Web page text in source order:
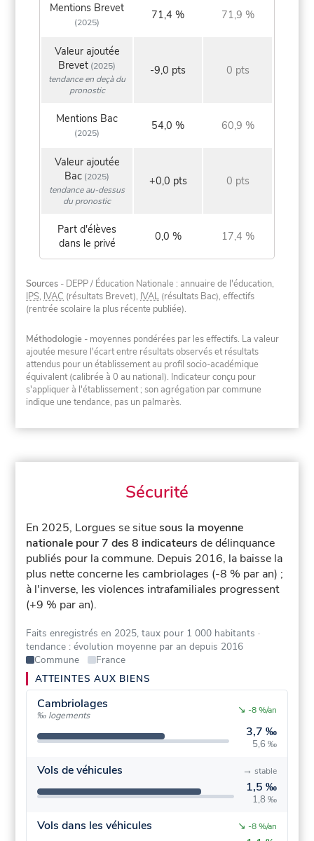
Mentions Brevet
(2025)
71,4 % 71,9 %
Valeur ajoutée
Brevet (2025)
tendance en deçà du
pronostic
-9,0 pts 0 pts
Mentions Bac
(2025)
54,0 % 60,9 %
Valeur ajoutée
Bac (2025)
tendance au-dessus
du pronostic
+0,0 pts 0 pts
Part d'élèves
dans le privé
0,0 % 17,4 %
Sources - DEPP / Éducation Nationale : annuaire de l'éducation,
IPS, IVAC (résultats Brevet), IVAL (résultats Bac), effectifs
(rentrée scolaire la plus récente publiée).
Méthodologie - moyennes pondérées par les effectifs. La valeur
ajoutée mesure l'écart entre résultats observés et résultats
attendus pour un établissement au profil socio-académique
équivalent (calibrée à 0 au national). Indicateur conçu pour
s'appliquer à l'établissement ; son agrégation par commune
indique une tendance, pas un palmarès.
Sécurité
En 2025, Lorgues se situesous la moyenne
nationale pour 7 des 8 indicateurs de délinquance
publiés pour la commune. Depuis 2016, la baisse la
plus nette concerne les cambriolages (-8 % par an) ;
à l'inverse, les violences intrafamiliales progressent
(+9 % par an).
Faits enregistrés en 2025, taux pour 1 000 habitants ·
tendance : évolution moyenne par an depuis 2016
Commune
France
ATTEINTES AUX BIENS
Cambriolages
‰ logements
3,7 ‰
5,6 ‰
↘ -8 %/an
Vols de véhicules
1,5 ‰
1,8 ‰
→ stable
Vols dans les véhicules
↘ -8 %/an